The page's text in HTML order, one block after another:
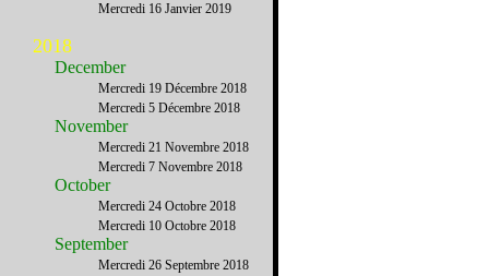
Mercredi 16 Janvier 2019
2018
December
Mercredi 19 Décembre 2018
Mercredi 5 Décembre 2018
November
Mercredi 21 Novembre 2018
Mercredi 7 Novembre 2018
October
Mercredi 24 Octobre 2018
Mercredi 10 Octobre 2018
September
Mercredi 26 Septembre 2018